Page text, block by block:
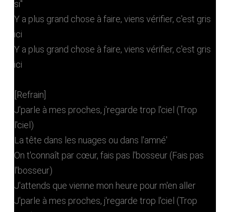
si"
Y a plus grand chose à faire, viens vérifier, c'est gris
ici
Y a plus grand chose à faire, viens vérifier, c'est gris
ici
[Refrain]
J'parle à mes proches, j'regarde trop l'ciel (Trop
l'ciel)
La tête dans les nuages ou dans l'amné'
On t'connaît par cœur, fais pas l'bosseur (Fais pas
l'bosseur)
J'attends que vienne mon heure pour m'en aller
J'parle à mes proches, j'regarde trop l'ciel (Trop